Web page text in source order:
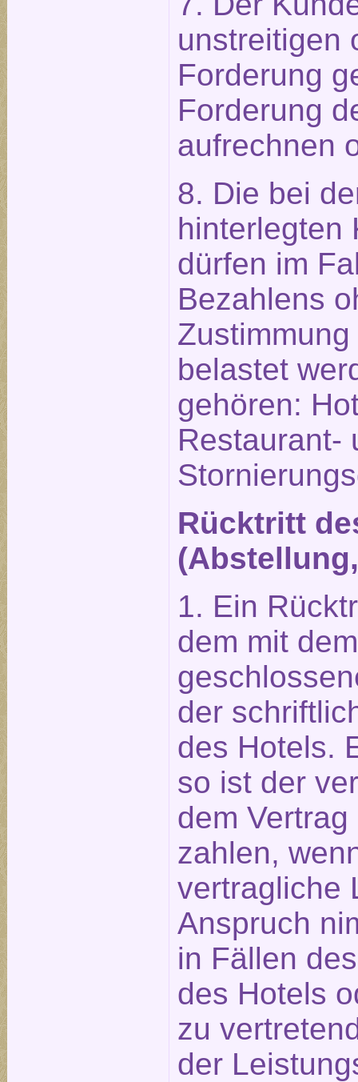
unstreitigen
Forderung
Forderung
aufrechnen
8. Die bei
hinterlegten
dürfen im
Bezahlens
belastet
gehören:
Restaurant-
Rücktritt
1. Ein
dem mit
der
des Hotels.
so ist der
dem
zahlen,
vertragliche
Anspruch
in Fällen
des Hotels
zu
der